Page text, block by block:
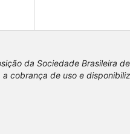
da Sociedade Brasileira
cobrança de uso e